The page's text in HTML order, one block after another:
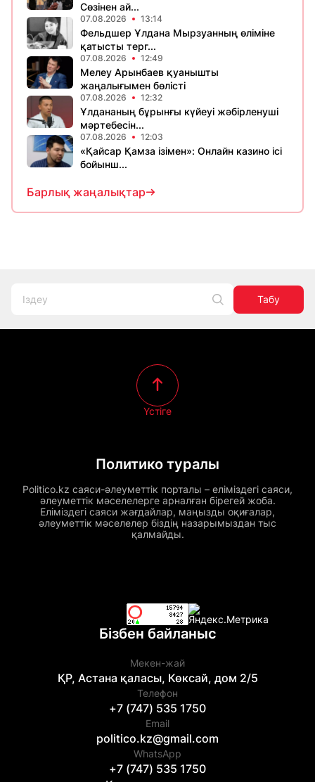
Сөзінен ай...
07.08.2026 13:14
Фельдшер Ұлдана Мырзуанның өліміне
қатысты терг...
07.08.2026 12:49
Мелеу Арынбаев қуанышты
жаңалығымен бөлісті
07.08.2026 12:32
Ұлдананың бұрынғы күйеуі жәбірленуші
мәртебесін...
07.08.2026 12:03
«Қайсар Қамза ізімен»: Онлайн казино ісі
бойынш...
Барлық жаңалықтар
Табу
Политико туралы
Politico.kz саяси-әлеуметтік порталы – еліміздегі саяси,
әлеуметтік мәселелерге арналған бірегей жоба.
Еліміздегі саяси жағдайлар, маңызды оқиғалар,
әлеуметтік мәселелер біздің назарымыздан тыс
қалмайды.
Үстіге
Бізбен байланыс
Мекен-жай
ҚР, Астана қаласы, Көксай, дом 2/5
Телефон
+7 (747) 535 1750
Email
politico.kz@gmail.com
WhatsApp
+7 (747) 535 1750